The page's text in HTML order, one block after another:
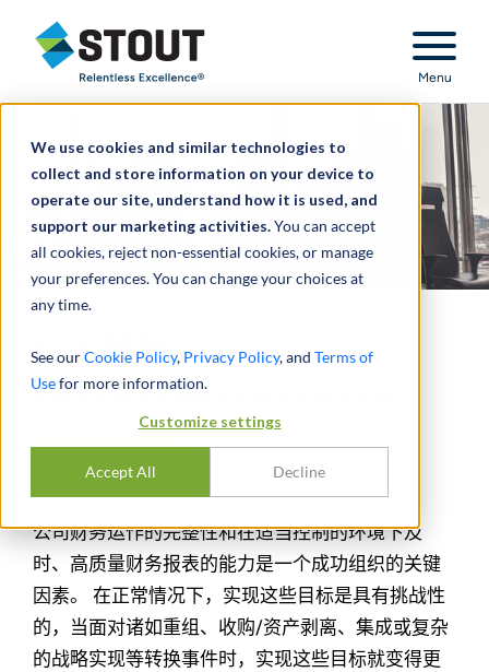
We use cookies and similar technologies to
collect and store information on your device to
operate our site, understand how it is used, and
support our marketing activities.You can accept
all cookies, reject non-essential cookies, or manage
your preferences. You can change your choices at
any time.
See ourCookie Policy, Privacy Policy, and Terms of
Usefor more information.
Customize settings
Accept All Decline
Stout Relentless Excellence
Menu
临时管理
联系我们
公司财务运作的完整性和在适当控制的环境下及
时、高质量财务报表的能力是一个成功组织的关键
因素。 在正常情况下，实现这些目标是具有挑战性
的，当面对诸如重组、收购/资产剥离、集成或复杂
的战略实现等转换事件时，实现这些目标就变得更